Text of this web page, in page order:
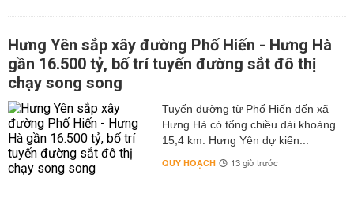
Hưng Yên sắp xây đường Phố Hiến - Hưng Hà
gần 16.500 tỷ, bố trí tuyến đường sắt đô thị
chạy song song
Tuyến đường từ Phố Hiến đến xã
Hưng Hà có tổng chiều dài khoảng
15,4 km. Hưng Yên dự kiến...
QUY HOẠCH 13 giờ trước